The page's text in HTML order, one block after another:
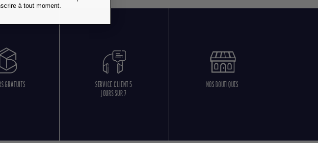
GRATUITS
SERVICE CLIENT 5
JOURS SUR 7
NOS BOUTIQUES
à tout moment.